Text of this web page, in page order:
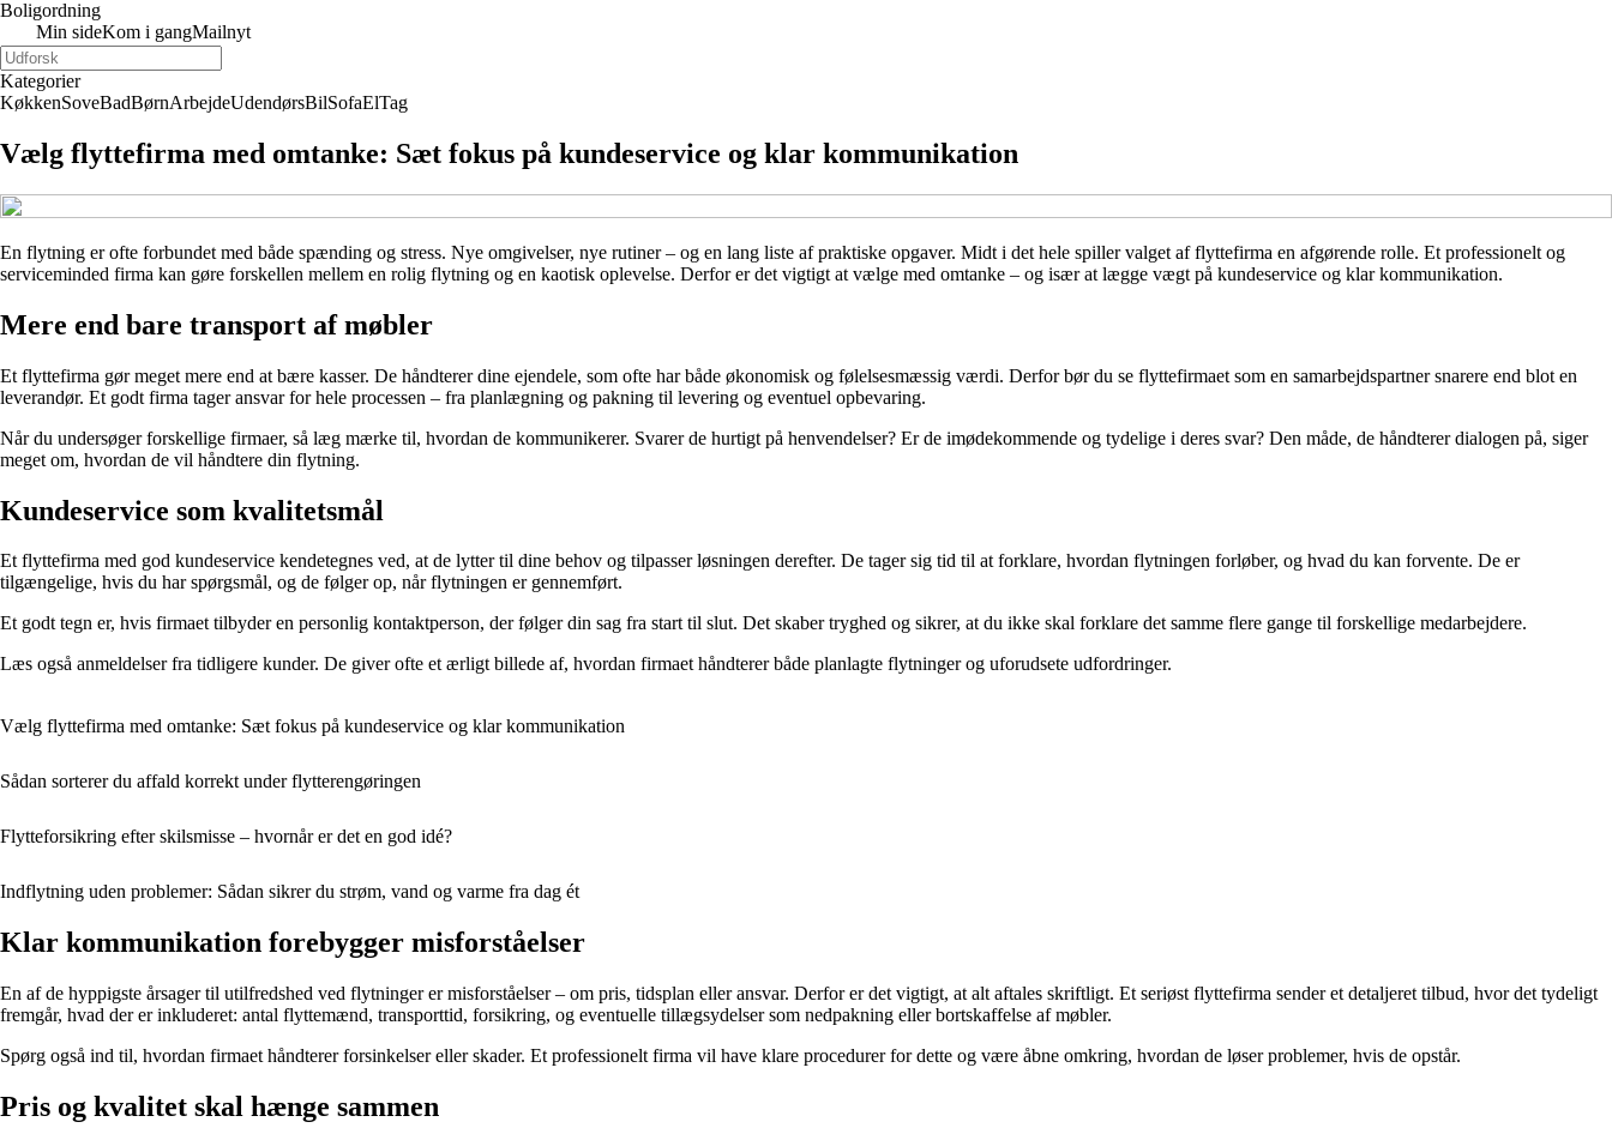
Boligordning
Min sideKom i gangMailnyt
Kategorier
KøkkenSoveBadBørnArbejdeUdendørsBilSofaElTag
Vælg flyttefirma med omtanke: Sæt fokus på kundeservice og klar kommunikation
En flytning er ofte forbundet med både spænding og stress. Nye omgivelser, nye rutiner – og en lang liste af praktiske opgaver. Midt i det hele spiller valget af flyttefirma en afgørende rolle. Et professionelt og
serviceminded firma kan gøre forskellen mellem en rolig flytning og en kaotisk oplevelse. Derfor er det vigtigt at vælge med omtanke – og især at lægge vægt på kundeservice og klar kommunikation.
Mere end bare transport af møbler
Et flyttefirma gør meget mere end at bære kasser. De håndterer dine ejendele, som ofte har både økonomisk og følelsesmæssig værdi. Derfor bør du se flyttefirmaet som en samarbejdspartner snarere end blot en
leverandør. Et godt firma tager ansvar for hele processen – fra planlægning og pakning til levering og eventuel opbevaring.
Når du undersøger forskellige firmaer, så læg mærke til, hvordan de kommunikerer. Svarer de hurtigt på henvendelser? Er de imødekommende og tydelige i deres svar? Den måde, de håndterer dialogen på, siger
meget om, hvordan de vil håndtere din flytning.
Kundeservice som kvalitetsmål
Et flyttefirma med god kundeservice kendetegnes ved, at de lytter til dine behov og tilpasser løsningen derefter. De tager sig tid til at forklare, hvordan flytningen forløber, og hvad du kan forvente. De er
tilgængelige, hvis du har spørgsmål, og de følger op, når flytningen er gennemført.
Et godt tegn er, hvis firmaet tilbyder en personlig kontaktperson, der følger din sag fra start til slut. Det skaber tryghed og sikrer, at du ikke skal forklare det samme flere gange til forskellige medarbejdere.
Læs også anmeldelser fra tidligere kunder. De giver ofte et ærligt billede af, hvordan firmaet håndterer både planlagte flytninger og uforudsete udfordringer.
Vælg flyttefirma med omtanke: Sæt fokus på kundeservice og klar kommunikation
Sådan sorterer du affald korrekt under flytterengøringen
Flytteforsikring efter skilsmisse – hvornår er det en god idé?
Indflytning uden problemer: Sådan sikrer du strøm, vand og varme fra dag ét
Klar kommunikation forebygger misforståelser
En af de hyppigste årsager til utilfredshed ved flytninger er misforståelser – om pris, tidsplan eller ansvar. Derfor er det vigtigt, at alt aftales skriftligt. Et seriøst flyttefirma sender et detaljeret tilbud, hvor det tydeligt
fremgår, hvad der er inkluderet: antal flyttemænd, transporttid, forsikring, og eventuelle tillægsydelser som nedpakning eller bortskaffelse af møbler.
Spørg også ind til, hvordan firmaet håndterer forsinkelser eller skader. Et professionelt firma vil have klare procedurer for dette og være åbne omkring, hvordan de løser problemer, hvis de opstår.
Pris og kvalitet skal hænge sammen